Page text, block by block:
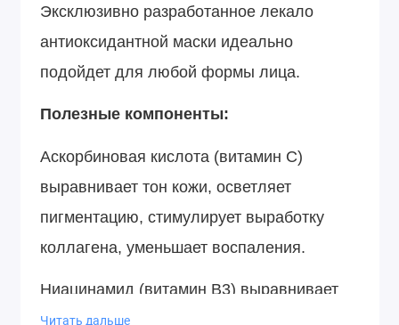
Эксклюзивно разработанное лекало
антиоксидантной маски идеально
подойдет для любой формы лица.
Полезные компоненты:
Аскорбиновая кислота (витамин С)
выравнивает тон кожи, осветляет
пигментацию, стимулирует выработку
коллагена, уменьшает воспаления.
Ниацинамид (витамин В3) выравнивает
рельеф кожи, способствует уменьшению
Читать дальше